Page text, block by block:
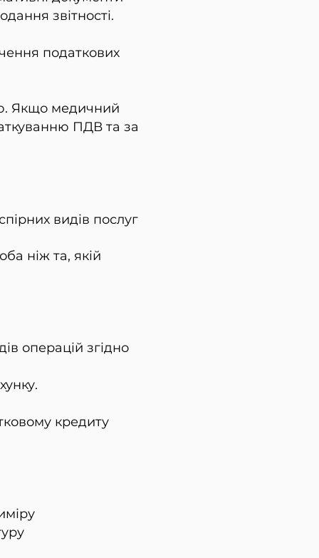
звітності.
податкових
Якщо медичний
ПДВ та за
видів послуг
ніж та, якій
операцій згідно
кредиту